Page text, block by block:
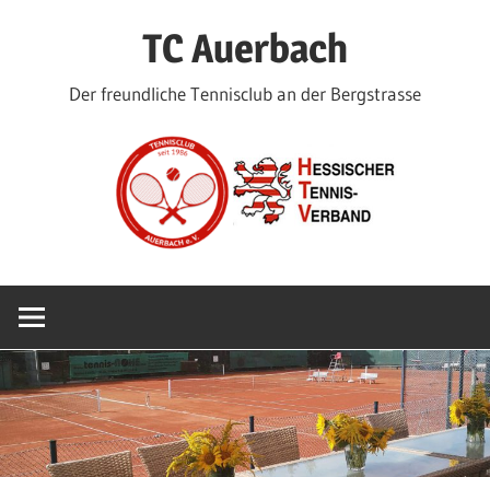
TC Auerbach
Der freundliche Tennisclub an der Bergstrasse